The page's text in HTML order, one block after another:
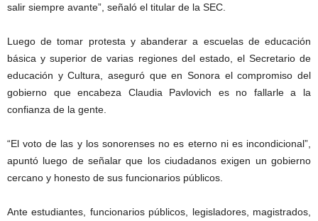
salir siempre avante”, señaló el titular de la SEC.
Luego de tomar protesta y abanderar a escuelas de educación
básica y superior de varias regiones del estado, el Secretario de
educación y Cultura, aseguró que en Sonora el compromiso del
gobierno que encabeza Claudia Pavlovich es no fallarle a la
confianza de la gente.
“El voto de las y los sonorenses no es eterno ni es incondicional”,
apuntó luego de señalar que los ciudadanos exigen un gobierno
cercano y honesto de sus funcionarios públicos.
Ante estudiantes, funcionarios públicos, legisladores, magistrados,